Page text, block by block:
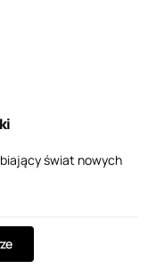
świat nowych